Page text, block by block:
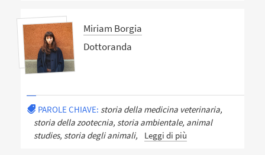
Miriam Borgia
Dottoranda
PAROLE CHIAVE: storia della medicina veterinaria,
storia della zootecnia, storia ambientale, animal
studies, storia degli animali,
Leggi di più